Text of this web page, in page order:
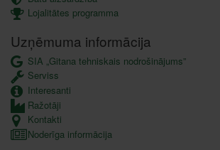
Lojalitātes programma
Uzņēmuma informācija
SIA „Gitana tehniskais nodrošinājums”
Serviss
Interesanti
Ražotāji
Kontakti
Noderīga informācija